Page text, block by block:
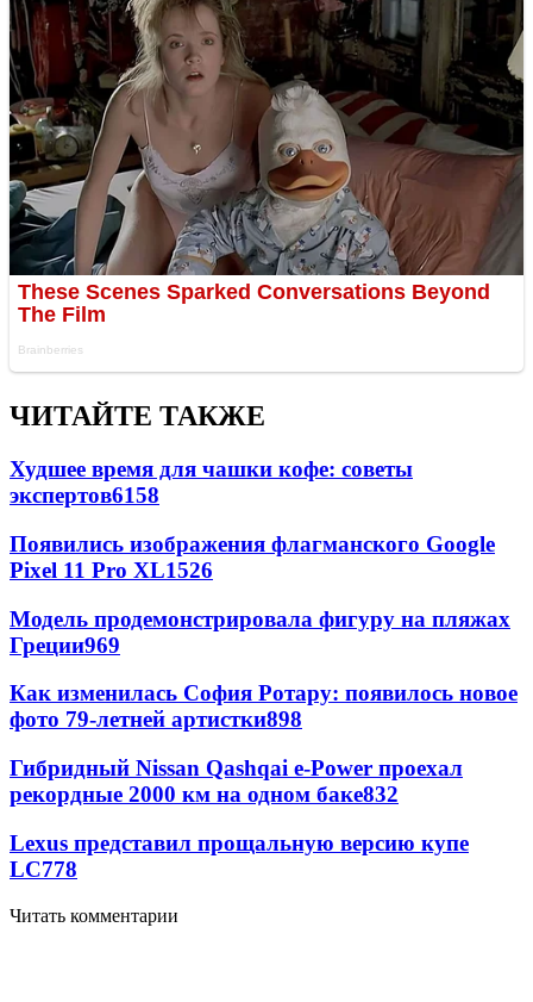
ЧИТАЙТЕ ТАКЖЕ
Худшее время для чашки кофе: советы
экспертов6158
Появились изображения флагманского Google
Pixel 11 Pro XL1526
Модель продемонстрировала фигуру на пляжах
Греции969
Как изменилась София Ротару: появилось новое
фото 79-летней артистки898
Гибридный Nissan Qashqai e-Power проехал
рекордные 2000 км на одном баке832
Lexus представил прощальную версию купе
LC778
Читать комментарии